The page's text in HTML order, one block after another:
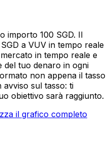
importo 100 SGD. Il
a VUV in tempo reale
in tempo reale e
del tuo denaro in ogni
non appena il tasso
sul tasso: ti
obiettivo sarà raggiunto.
il grafico completo